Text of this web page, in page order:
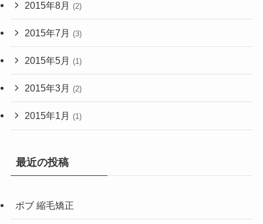
2015年8月 (2)
2015年7月 (3)
2015年5月 (1)
2015年3月 (2)
2015年1月 (1)
最近の投稿
ボブ 縮毛矯正